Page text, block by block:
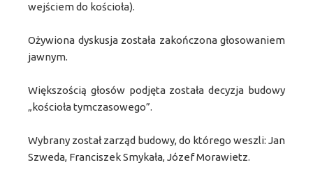
wejściem do kościoła).
Ożywiona dyskusja została zakończona głosowaniem
jawnym.
Większością głosów podjęta została decyzja budowy
„kościoła tymczasowego”.
Wybrany został zarząd budowy, do którego weszli: Jan
Szweda, Franciszek Smykała, Józef Morawietz.